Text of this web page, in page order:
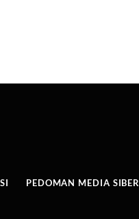
PEDOMAN MEDIA SIBER